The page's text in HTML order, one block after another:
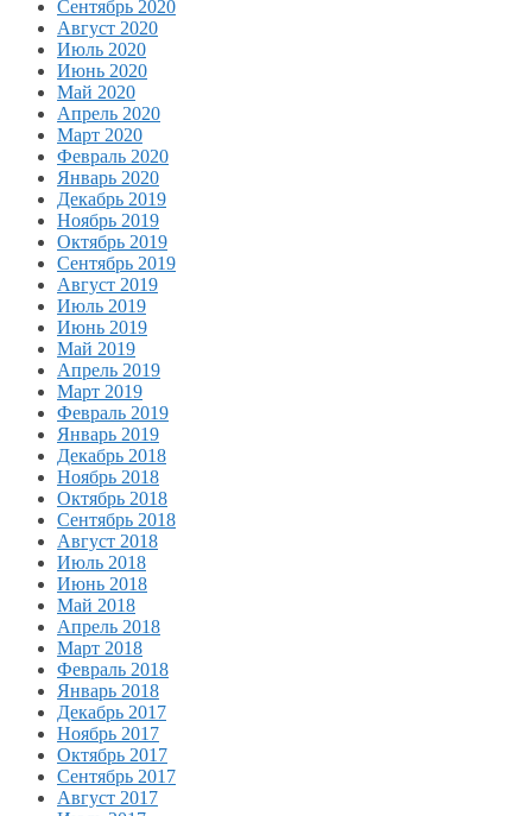
Сентябрь 2020
Август 2020
Июль 2020
Июнь 2020
Май 2020
Апрель 2020
Март 2020
Февраль 2020
Январь 2020
Декабрь 2019
Ноябрь 2019
Октябрь 2019
Сентябрь 2019
Август 2019
Июль 2019
Июнь 2019
Май 2019
Апрель 2019
Март 2019
Февраль 2019
Январь 2019
Декабрь 2018
Ноябрь 2018
Октябрь 2018
Сентябрь 2018
Август 2018
Июль 2018
Июнь 2018
Май 2018
Апрель 2018
Март 2018
Февраль 2018
Январь 2018
Декабрь 2017
Ноябрь 2017
Октябрь 2017
Сентябрь 2017
Август 2017